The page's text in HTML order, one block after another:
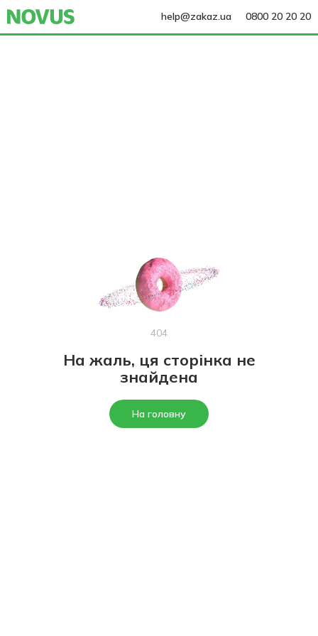
help@zakaz.ua 0800 20 20 20
404
На жаль, ця сторінка не
знайдена
На головну